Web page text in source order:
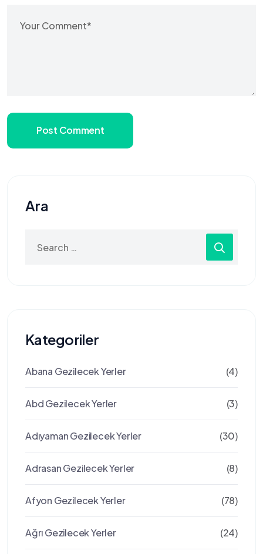
Post Comment
Ara
for:
Kategoriler
Abana Gezilecek Yerler (4)
Abd Gezilecek Yerler (3)
Adıyaman Gezilecek Yerler (30)
Adrasan Gezilecek Yerler (8)
Afyon Gezilecek Yerler (78)
Ağrı Gezilecek Yerler (24)